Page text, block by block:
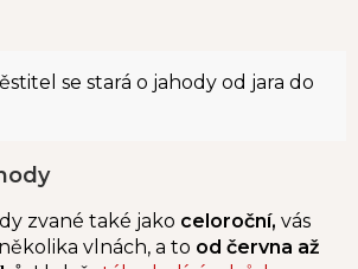
se stará o jahody od jara do
zvané také jako celoroční, vás
vlnách, a to od června až